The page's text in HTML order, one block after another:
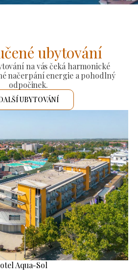
ubytování
na vás čeká harmonické
načerpání energie a pohodlný
odpočinek.
UBYTOVÁNÍ
Aqua-Sol